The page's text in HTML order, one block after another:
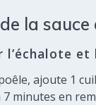
la
l’échalote et
ajoute 1
7 minutes en